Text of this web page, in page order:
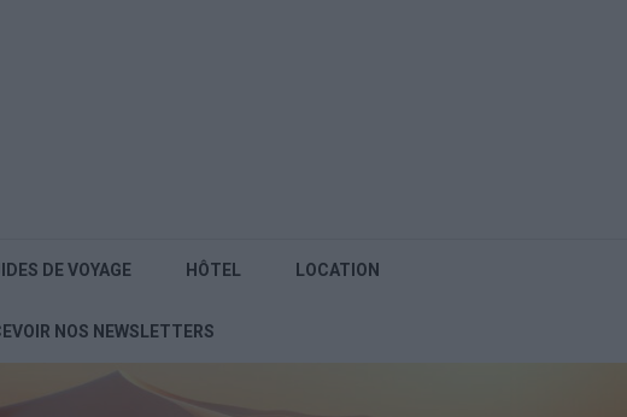
DE VOYAGE HÔTEL LOCATION
NOS NEWSLETTERS